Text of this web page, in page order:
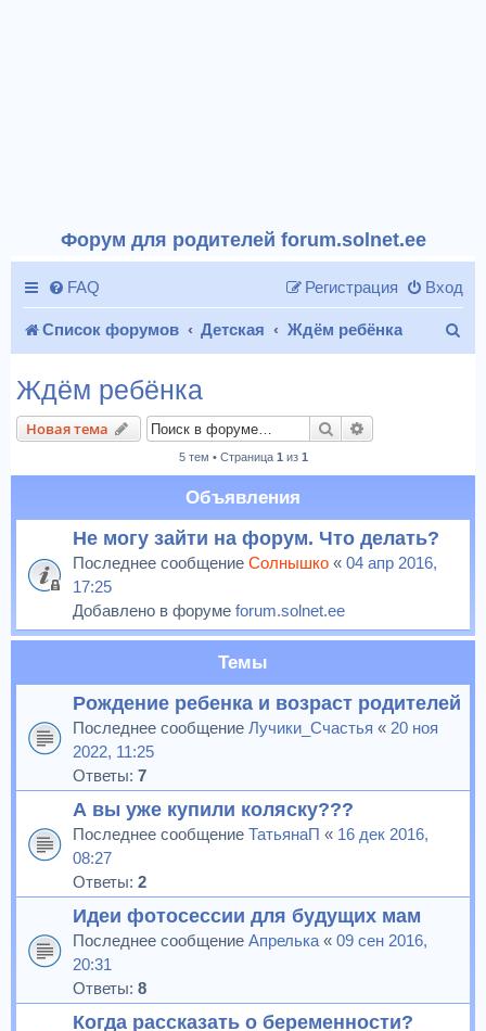
Форум для родителей forum.solnet.ee
FAQ Вход
Регистрация
Список форумов Детская Ждём ребёнка
к
Ждём ребёнка
Новая тема Поиск
5 тем • Страница 1 из 1
Объявления
Не могу зайти на форум. Что делать?
Последнее сообщение Солнышко « 04 апр 2016,
17:25
Добавлено в форуме forum.solnet.ee
Темы
Рождение ребенка и возраст родителей
Последнее сообщение Лучики_Счастья « 20 ноя
2022, 11:25
Ответы: 7
А вы уже купили коляску???
Последнее сообщение ТатьянаП « 16 дек 2016,
08:27
Ответы: 2
Идеи фотосессии для будущих мам
Последнее сообщение Апрелька « 09 сен 2016,
20:31
Ответы: 8
Когда рассказать о беременности?